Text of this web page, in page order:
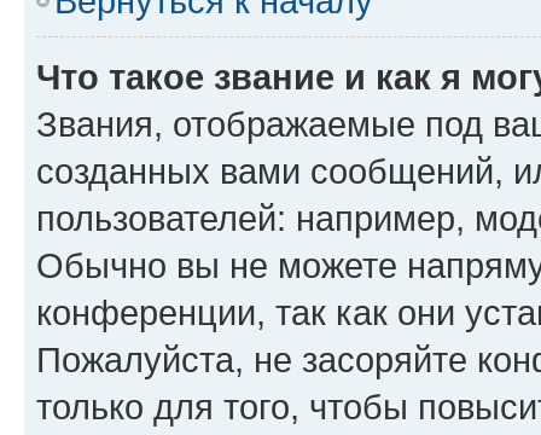
Что такое звание и как я
Звания, отображаемые под
созданных вами сообщений,
пользователей: например,
Обычно вы не можете
конференции, так как они
Пожалуйста, не засоряйте
только для того, чтобы